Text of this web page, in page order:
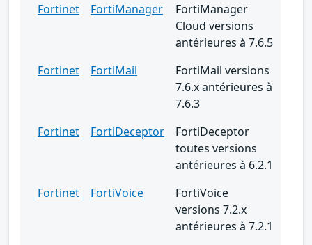
Fortinet
FortiManager
FortiManager
Cloud versions
antérieures à 7.6.5
Fortinet
FortiMail
FortiMail versions
7.6.x antérieures à
7.6.3
Fortinet
FortiDeceptor
FortiDeceptor
toutes versions
antérieures à 6.2.1
Fortinet
FortiVoice
FortiVoice
versions 7.2.x
antérieures à 7.2.1